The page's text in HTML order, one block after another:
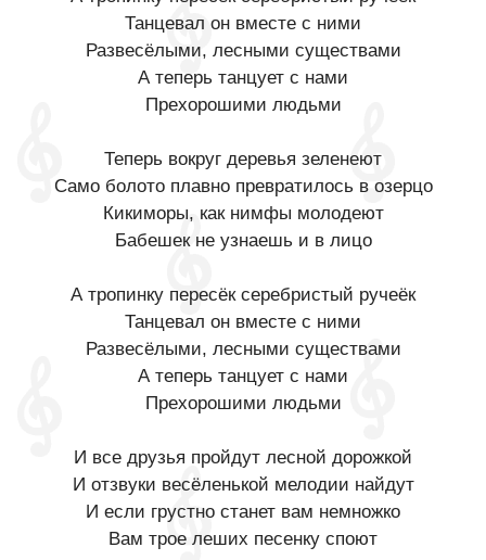
Танцевал он вместе с ними
Развесёлыми, лесными существами
А теперь танцует с нами
Прехорошими людьми
Теперь вокруг деревья зеленеют
Само болото плавно превратилось в озерцо
Кикиморы, как нимфы молодеют
Бабешек не узнаешь и в лицо
А тропинку пересёк серебристый ручеёк
Танцевал он вместе с ними
Развесёлыми, лесными существами
А теперь танцует с нами
Прехорошими людьми
И все друзья пройдут лесной дорожкой
И отзвуки весёленькой мелодии найдут
И если грустно станет вам немножко
Вам трое леших песенку споют